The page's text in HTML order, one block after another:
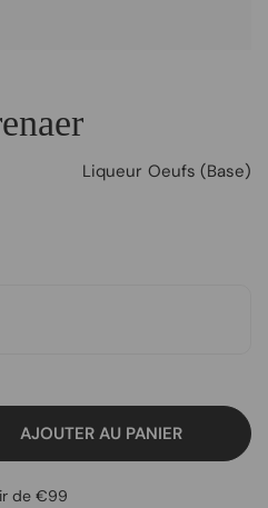
Liqueur Oeufs (Base)
AJOUTER AU PANIER
de €99